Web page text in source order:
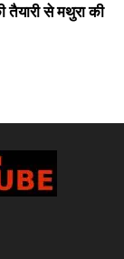
तैयारी से मथुरा की